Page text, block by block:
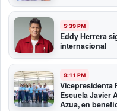
5:39 PM
Eddy Herrera
internacional
9:11 PM
Vicepresidenta
Escuela Javier
Azua, en